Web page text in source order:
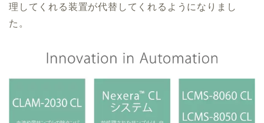
理してくれる装置が代替してくれるようになりまし
た。